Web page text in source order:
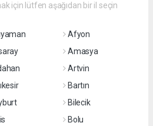
için lütfen aşağıdan bir il seçin
Afyon
Amasya
Artvin
Bartın
Bilecik
Bolu